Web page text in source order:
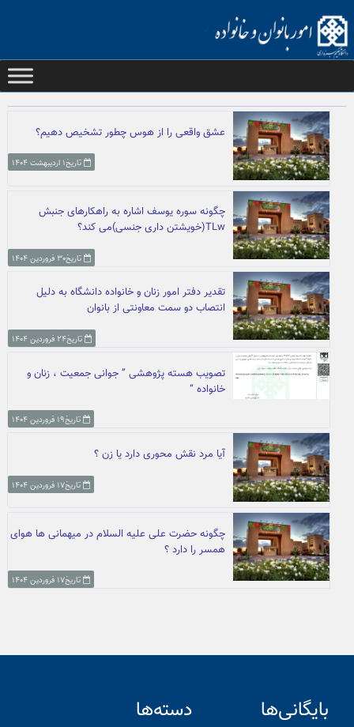
to
content
عشق واقعی را از هوس چطور تشخیص دهیم؟
تاریخ۱ اردیبهشت ۱۴۰۴
چگونه سوره یوسف اشاره به راهکارهای جنبش
TLw(خویشتن داری جنسی)می کند؟
تاریخ۳۰ فروردین ۱۴۰۴
تقدیر دفتر امور زنان و خانواده دانشگاه به دلیل
انتصاب دو سمت معاونتی از بانوان
تاریخ۲۴ فروردین ۱۴۰۴
تصویب هسته پژوهشی ” جوانی جمعیت ، زنان و
خانواده “
تاریخ۱۹ فروردین ۱۴۰۴
آیا مرد نقش محوری دارد یا زن ؟
تاریخ۱۷ فروردین ۱۴۰۴
چگونه حضرت علی علیه السلام در میهمانی ها هوای
همسر را دارد ؟
تاریخ۱۷ فروردین ۱۴۰۴
بایگانی‌ها دسته‌ها